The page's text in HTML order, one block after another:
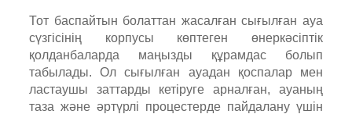
Тот баспайтын болаттан жасалған сығылған ауа
сүзгісінің корпусы көптеген өнеркәсіптік
қолданбаларда маңызды құрамдас болып
табылады. Ол сығылған ауадан қоспалар мен
ластаушы заттарды кетіруге арналған, ауаның
таза және әртүрлі процестерде пайдалану үшін